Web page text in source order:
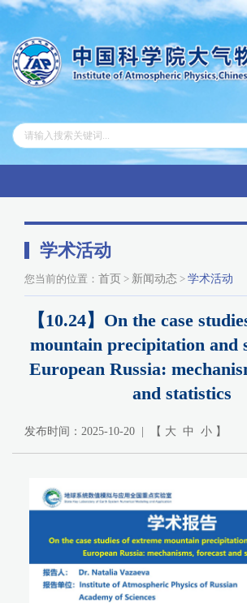
学术活动
您当前的位置： 首页 > 新闻动态 > 学术活动
【10.24】On the case
mountain precipitation and
European Russia:
and statistics
发布时间：2025-10-20 | 【 大 中 小 】